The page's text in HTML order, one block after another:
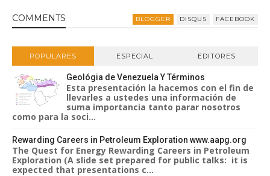
COMMENTS BLOGGER DISQUS FACEBOOK
POPULARES ESPECIAL EDITORES
Geológia de Venezuela Y Términos
Esta presentación la hacemos con el fin de
llevarles a ustedes una información de
suma importancia tanto parar nosotros
como para la soci...
Rewarding Careers in Petroleum Exploration www.aapg.org
The Quest for Energy Rewarding Careers in Petroleum
Exploration (A slide set prepared for public talks: it is
expected that presentations c...